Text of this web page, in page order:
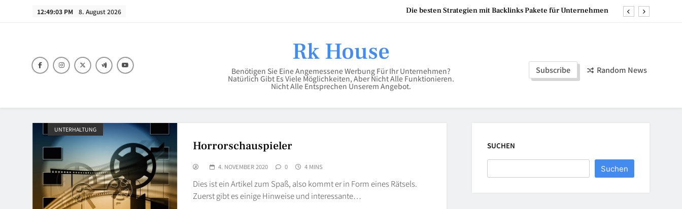
12:49:04 PM 8. August 2026 Die besten Strategien mit Backlinks Pakete für Unternehmen
Scheren Stehtisch in 110 cm hoch – die perfekte Lösung für flexible Events
Rk House
Benötigen Sie Eine Angemessene Werbung Für Ihr Unternehmen?
Natürlich Gibt Es Viele Möglichkeiten, Aber Nicht Alle Funktionieren.
Nicht Alle Entsprechen Unserem Angebot.
Subscribe Random News
UNTERHALTUNG
Horrorschauspieler
4. NOVEMBER 2020 0 4 MINS
Dies ist ein Artikel zum Spaß, also kommt er in Form eines Rätsels.
Zuerst gibt es einige Hinweise und interessante…
SUCHEN
Suchen